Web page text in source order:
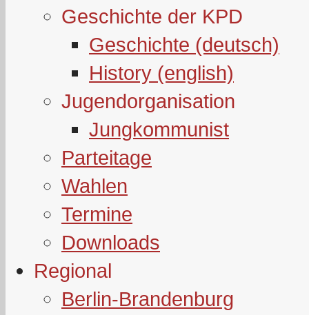
Geschichte der KPD
Geschichte (deutsch)
History (english)
Jugendorganisation
Jungkommunist
Parteitage
Wahlen
Termine
Downloads
Regional
Berlin-Brandenburg